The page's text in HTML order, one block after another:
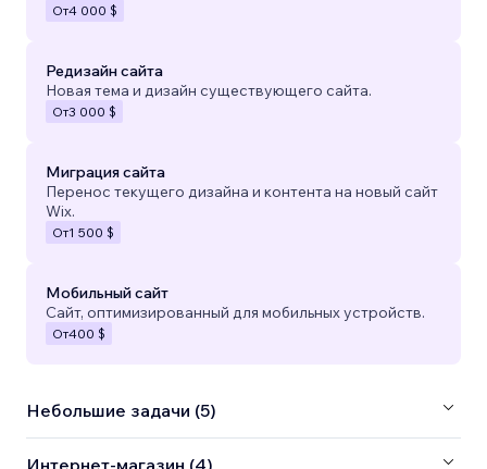
От4 000 $
Редизайн сайта
Новая тема и дизайн существующего сайта.
От3 000 $
Миграция сайта
Перенос текущего дизайна и контента на новый сайт
Wix.
От1 500 $
Мобильный сайт
Сайт, оптимизированный для мобильных устройств.
От400 $
Небольшие задачи (5)